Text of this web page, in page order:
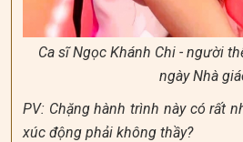
Ca sĩ Ngọc Khánh Chi - người
ngày Nhà
PV: Chặng hành trình này có rất
xúc động phải không thầy?